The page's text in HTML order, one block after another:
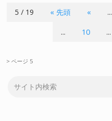
5 / 19 « 先頭 « ...
... 10 ...
> ページ 5